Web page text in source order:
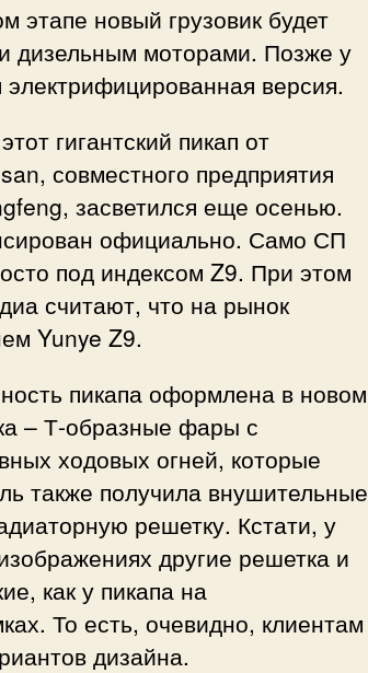
этапе новый грузовик будет
дизельным моторами. Позже у
версия.
гигантский пикап от
совместного предприятия
засветился еще осенью.
официально. Само СП
под индексом Z9. При этом
считают, что на рынок
Yunye Z9.
пикапа оформлена в новом
– Т-образные фары с
ходовых огней, которые
также получила внушительные
решетку. Кстати, у
другие решетка и
как у пикапа на
То есть, очевидно, клиентам
дизайна.